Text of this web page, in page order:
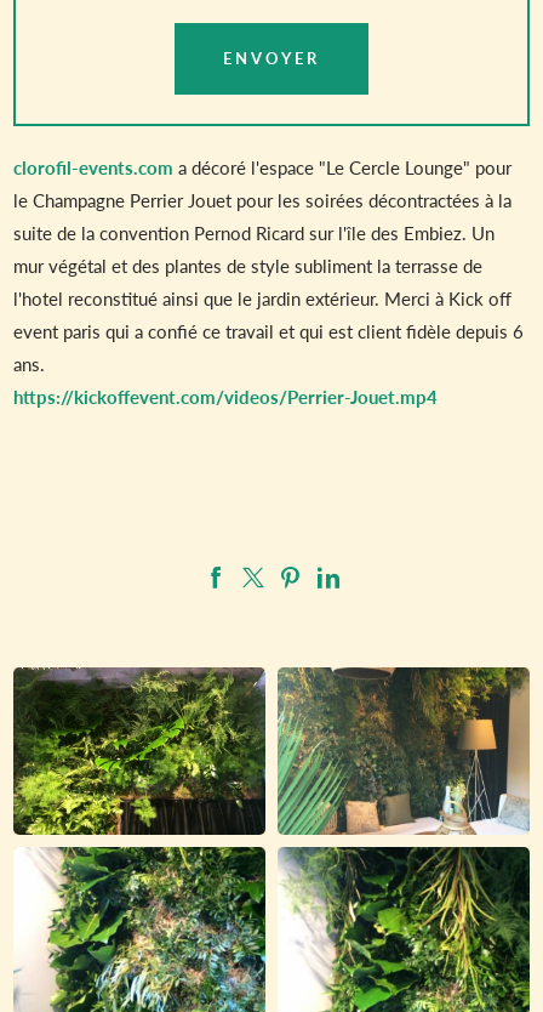
clorofil-events.com a décoré l'espace "Le Cercle Lounge" pour
le Champagne Perrier Jouet pour les soirées décontractées à la
suite de la convention Pernod Ricard sur l'île des Embiez. Un
mur végétal et des plantes de style subliment la terrasse de
l'hotel reconstitué ainsi que le jardin extérieur. Merci à Kick off
event paris qui a confié ce travail et qui est client fidèle depuis 6
ans.
https://kickoffevent.com/videos/Perrier-Jouet.mp4